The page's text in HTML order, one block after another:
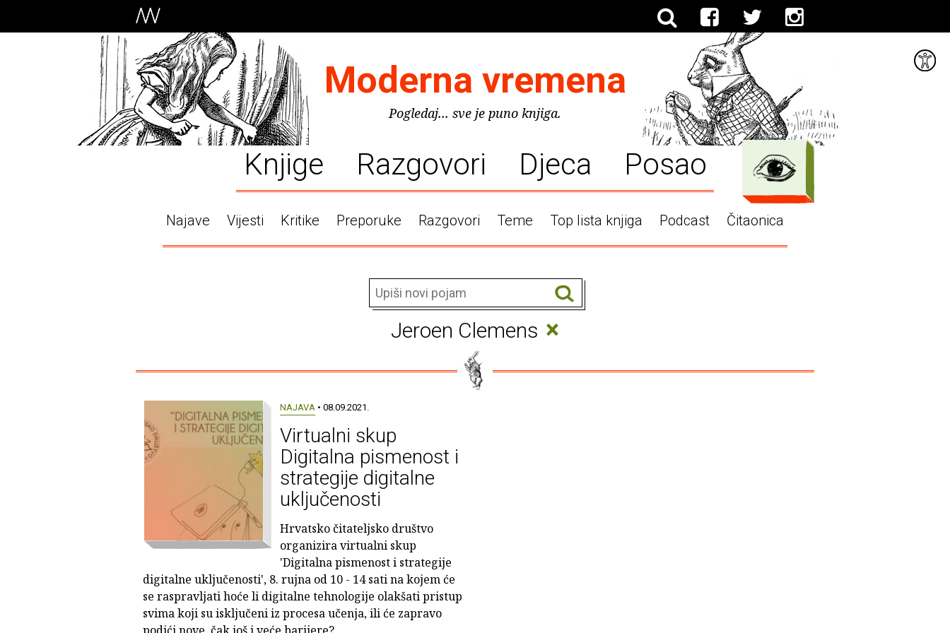
Moderna vremena
Pogledaj... sve je puno knjiga.
Knjige Razgovori Djeca Posao
Najave Vijesti Kritike Preporuke Razgovori Teme Top lista knjiga Podcast Čitaonica
Jeroen Clemens ×
NAJAVA • 08.09.2021.
Virtualni skup
Digitalna pismenost i
strategije digitalne
uključenosti
Hrvatsko čitateljsko društvo
organizira virtualni skup
'Digitalna pismenost i strategije
digitalne uključenosti', 8. rujna od 10 - 14 sati na kojem će
se raspravljati hoće li digitalne tehnologije olakšati pristup
svima koji su isključeni iz procesa učenja, ili će zapravo